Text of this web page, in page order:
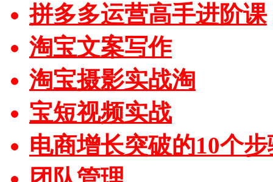
拼多多运营高手进阶课
淘宝文案写作
淘宝摄影实战淘
宝短视频实战
电商增长突破的10个